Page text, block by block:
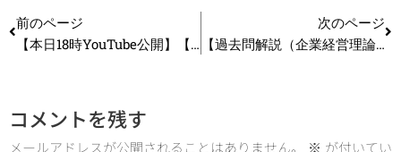
前のページ
【本日18時YouTube公開】【保存版】これだけはやって！R7年度中小企業診断士1次試験直前チェックリスト15選_第357回
次のページ
【過去問解説（企業経営理論）】R5 第13問 企業の社会的責任
コメントを残す
メールアドレスが公開されることはありません。 ※ が付いてい